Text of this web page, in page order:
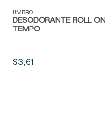
Vista rápida
UMBRO
DESODORANTE ROLL ON
TEMPO
$3,61